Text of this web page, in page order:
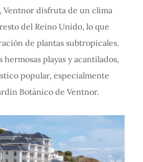
disfruta de un clima
del Reino Unido, lo que
de plantas subtropicales.
hermosas playas y acantilados,
popular, especialmente
Botánico de Ventnor.